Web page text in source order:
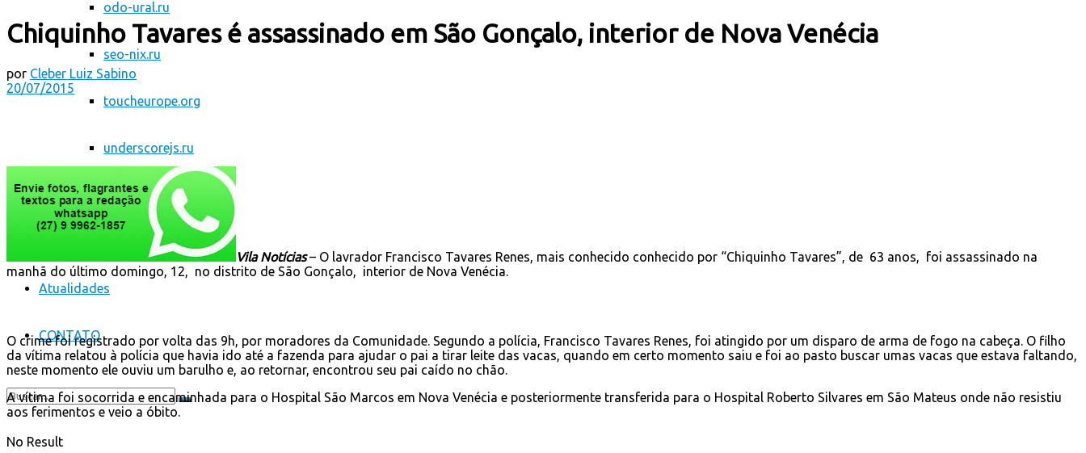
odo-ural.ru
seo-nix.ru
toucheurope.org
underscorejs.ru
Esporte
Atualidades
CONTATO
No Result
Chiquinho Tavares é assassinado em São Gonçalo, interior de Nova Venécia
por Cleber Luiz Sabino
20/07/2015
Vila Notícias– O lavrador Francisco Tavares Renes, mais conhecido conhecido por “Chiquinho Tavares”, de 63 anos, foi assassinado na
manhã do último domingo, 12, no distrito de São Gonçalo, interior de Nova Venécia.
O crime foi registrado por volta das 9h, por moradores da Comunidade. Segundo a polícia, Francisco Tavares Renes, foi atingido por um disparo de arma de fogo na cabeça. O filho
da vítima relatou à polícia que havia ido até a fazenda para ajudar o pai a tirar leite das vacas, quando em certo momento saiu e foi ao pasto buscar umas vacas que estava faltando,
neste momento ele ouviu um barulho e, ao retornar, encontrou seu pai caído no chão.
A vítima foi socorrida e encaminhada para o Hospital São Marcos em Nova Venécia e posteriormente transferida para o Hospital Roberto Silvares em São Mateus onde não resistiu
aos ferimentos e veio a óbito.